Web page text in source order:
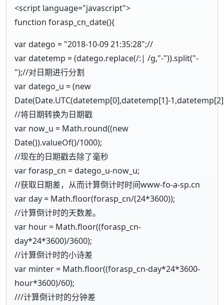
<script language="javascript">
function forasp_cn_date(){
var datego = "2018-10-09 21:35:28";//
var datetemp = (datego.replace(/:| /g,"-")).split("-
");//对日期进行分割
var datego_u = (new
Date(Date.UTC(datetemp[0],datetemp[1]-
//将日期转换为日期戳
var now_u = Math.round((new
Date()).valueOf()/1000);
//现在的日期戳去除了毫秒
var forasp_cn = datego_u-now_u;
//获取日期差，从而计算倒计时时间www-fo-a-sp.cn
var day = Math.floor(forasp_cn/(24*3600));
//计算倒计时的天数差。
var hour = Math.floor((forasp_cn-
day*24*3600)/3600);
//计算倒计时的小诗差
var minter = Math.floor((forasp_cn-day*24*3600-
hour*3600)/60);
///计算倒计时的分钟差